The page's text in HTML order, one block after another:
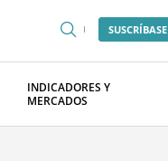
SUSCRÍBASE
INDICADORES Y
MERCADOS